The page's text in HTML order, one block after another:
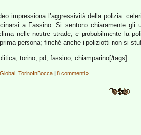
impressiona l’aggressività della polizia:
a Fassino. Si sentono chiaramente
nelle nostre strade, e probabilmente la
persona; finché anche i poliziotti non si
torino, pd, fassino, chiamparino[/tags]
TorinoInBocca | 8 commenti »